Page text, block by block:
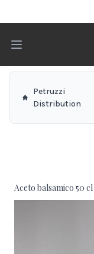
Open main menu
Petruzzi
Distribution
Aceto balsamico 50 cl